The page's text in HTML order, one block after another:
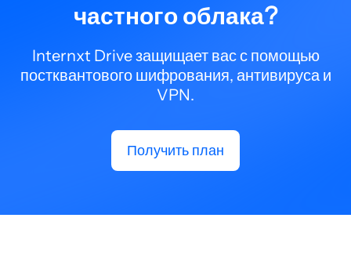
частного облака?
Internxt Drive защищает вас с помощью
постквантового шифрования, антивируса и
VPN.
Получить план